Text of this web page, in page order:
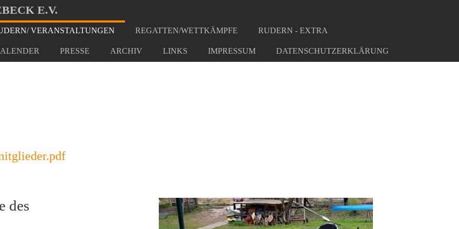
E.V.
VERANSTALTUNGEN REGATTEN/WETTKÄMPFE RUDERN - EXTRA
PRESSE ARCHIV LINKS IMPRESSUM DATENSCHUTZERKLÄRUNG
des